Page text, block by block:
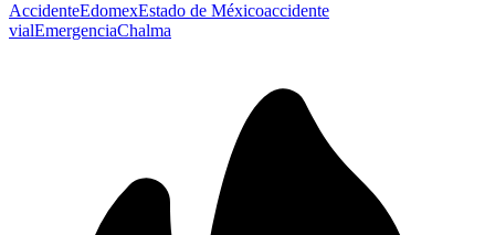
AccidenteEdomexEstado de Méxicoaccidente
vialEmergenciaChalma